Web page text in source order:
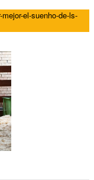
el-suenho-de-ls-